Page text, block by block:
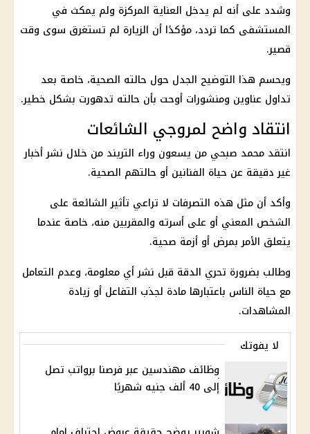
وشدد على أنه لم يدخل العناية المركزة ولم يمكث في
المستشفى كما تردد، مؤكدًا أن الزيارة لم تستغرق سوى وقت
قصير.
ويحسم هذا التوضيح الجدل حول حالته الصحية، خاصة بعد
تداول عناوين ومنشورات أوحت بأن حالته تدهورت بشكل خطير.
انتقاد واضح لمروجي الشائعات
انتقد محمد صبحي من يسعون وراء التريند من خلال نشر أخبار
غير دقيقة عن حياة الفنانين أو حالتهم الصحية.
وأكد أن مثل هذه التصرفات لا تراعي تأثير الشائعة على
الشخص المعني أو على أسرته والمقربين منه، خاصة عندما
يتعلق الأمر بمرض أو أزمة صحية.
وطالب بضرورة تحري الدقة قبل نشر أي معلومة، وعدم التعامل
مع حياة الناس باعتبارها مادة لجذب التفاعل أو زيادة
المشاهدات.
لا يفوتك
وظائف مهندسين عبر فرصنا برواتب تصل
إلى 40 ألف جنيه شهريًا